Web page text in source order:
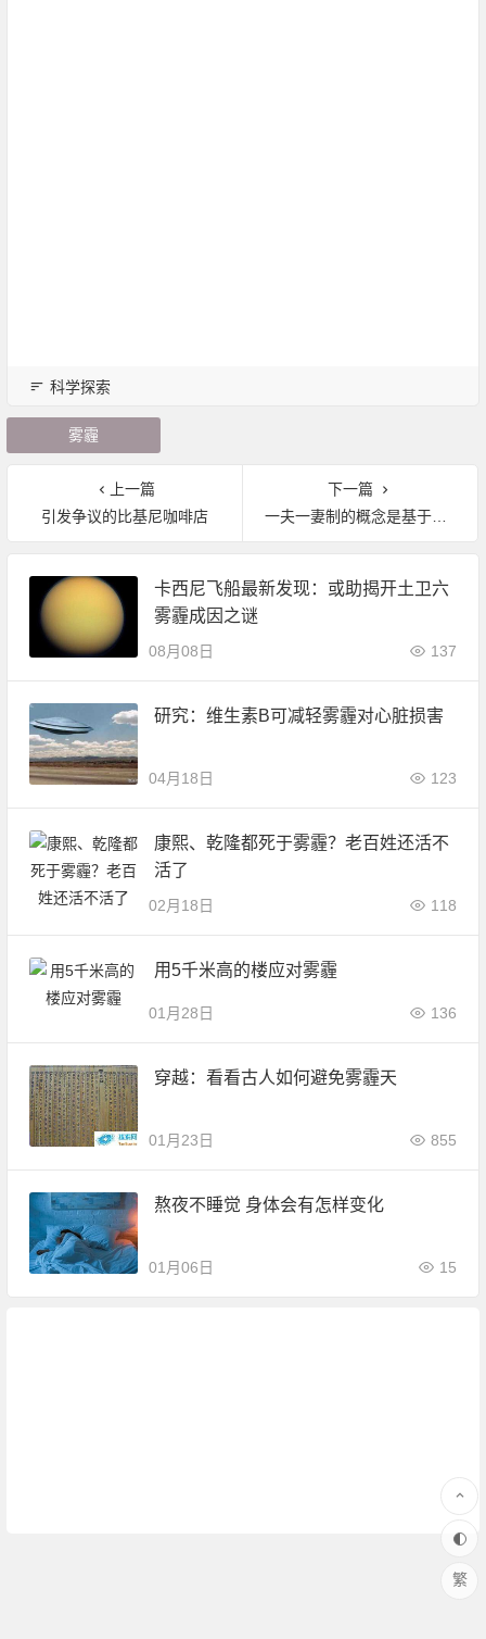
科学探索
雾霾
上一篇
引发争议的比基尼咖啡店
下一篇
一夫一妻制的概念是基于有缺陷的科学
卡西尼飞船最新发现：或助揭开土卫六
雾霾成因之谜
08月08日 137
研究：维生素B可减轻雾霾对心脏损害
04月18日 123
康熙、乾隆都死于雾霾？老百姓还活不
活了
02月18日 118
用5千米高的楼应对雾霾
01月28日 136
穿越：看看古人如何避免雾霾天
01月23日 855
熬夜不睡觉 身体会有怎样变化
01月06日 15
繁